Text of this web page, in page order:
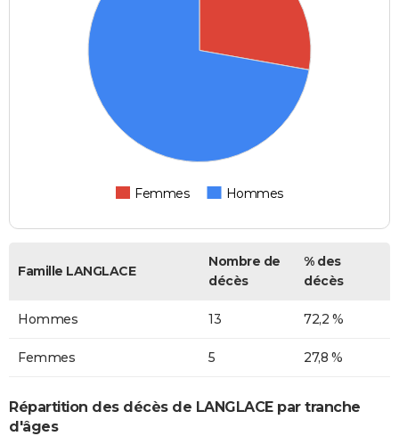
Femmes Hommes
Famille LANGLACE
Nombre de
décès
% des
décès
Hommes 13 72,2 %
Femmes 5 27,8 %
Répartition des décès de LANGLACE par tranche
d'âges